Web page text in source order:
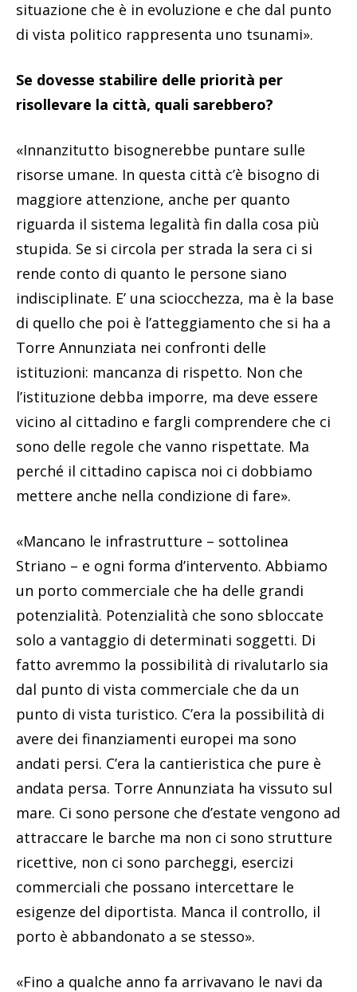
situazione che è in evoluzione e che dal punto
di vista politico rappresenta uno tsunami».
Se dovesse stabilire delle priorità per
risollevare la città, quali sarebbero?
«Innanzitutto bisognerebbe puntare sulle
risorse umane. In questa città c’è bisogno di
maggiore attenzione, anche per quanto
riguarda il sistema legalità fin dalla cosa più
stupida. Se si circola per strada la sera ci si
rende conto di quanto le persone siano
indisciplinate. E’ una sciocchezza, ma è la base
di quello che poi è l’atteggiamento che si ha a
Torre Annunziata nei confronti delle
istituzioni: mancanza di rispetto. Non che
l’istituzione debba imporre, ma deve essere
vicino al cittadino e fargli comprendere che ci
sono delle regole che vanno rispettate. Ma
perché il cittadino capisca noi ci dobbiamo
mettere anche nella condizione di fare».
«Mancano le infrastrutture – sottolinea
Striano – e ogni forma d’intervento. Abbiamo
un porto commerciale che ha delle grandi
potenzialità. Potenzialità che sono sbloccate
solo a vantaggio di determinati soggetti. Di
fatto avremmo la possibilità di rivalutarlo sia
dal punto di vista commerciale che da un
punto di vista turistico. C’era la possibilità di
avere dei finanziamenti europei ma sono
andati persi. C’era la cantieristica che pure è
andata persa. Torre Annunziata ha vissuto sul
mare. Ci sono persone che d’estate vengono ad
attraccare le barche ma non ci sono strutture
ricettive, non ci sono parcheggi, esercizi
commerciali che possano intercettare le
esigenze del diportista. Manca il controllo, il
porto è abbandonato a se stesso».
«Fino a qualche anno fa arrivavano le navi da